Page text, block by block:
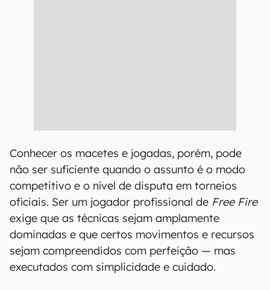
Conhecer os macetes e jogadas, porém, pode
não ser suficiente quando o assunto é o modo
competitivo e o nível de disputa em torneios
oficiais. Ser um jogador profissional de Free Fire
exige que as técnicas sejam amplamente
dominadas e que certos movimentos e recursos
sejam compreendidos com perfeição — mas
executados com simplicidade e cuidado.